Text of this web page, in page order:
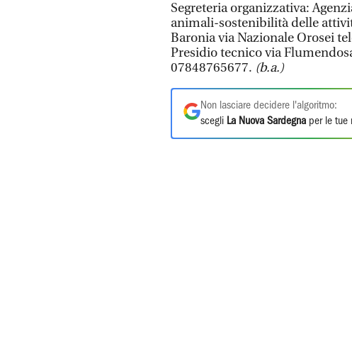
Segreteria organizzativa:
animali-sostenibilità delle
Baronia via Nazionale Orosei
Presidio tecnico via
07848765677. (b.a.)
Non lasciare decidere l'algoritmo:
scegli La Nuova Sardegna per le tue